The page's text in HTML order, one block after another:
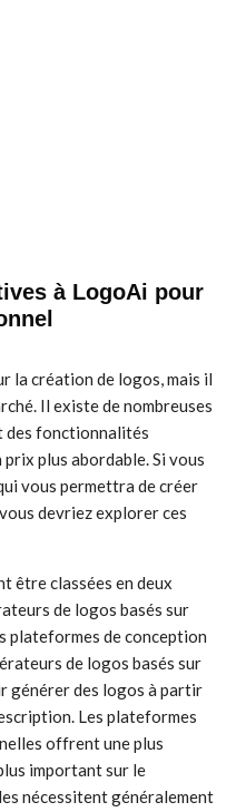
à LogoAi pour
la création de logos, mais il
Il existe de nombreuses
fonctionnalités
plus abordable. Si vous
vous permettra de créer
devriez explorer ces
être classées en deux
de logos basés sur
plateformes de conception
de logos basés sur
générer des logos à partir
Les plateformes
offrent une plus
important sur le
nécessitent généralement